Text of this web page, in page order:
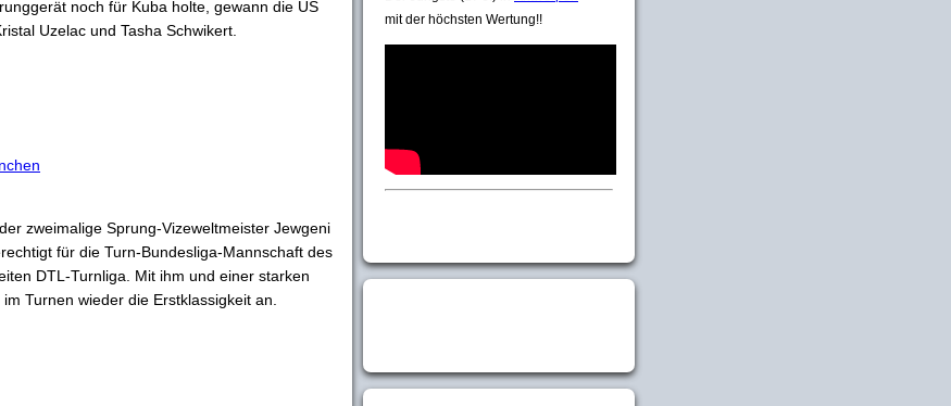
noch für Kuba holte, gewann die US
Uzelac und Tasha Schwikert.
zweimalige Sprung-Vizeweltmeister Jewgeni
für die Turn-Bundesliga-Mannschaft des
DTL-Turnliga. Mit ihm und einer starken
Turnen wieder die Erstklassigkeit an.
mit der höchsten Wertung!!